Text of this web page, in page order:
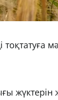
тоқтатуға
жүктерін